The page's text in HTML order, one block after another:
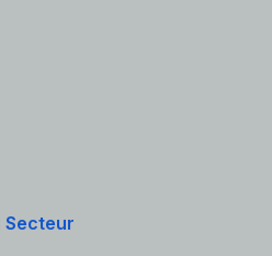
Secteur